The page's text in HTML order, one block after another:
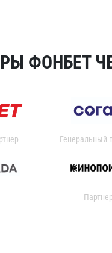
ФОНБЕТ
Генеральный
Партнер